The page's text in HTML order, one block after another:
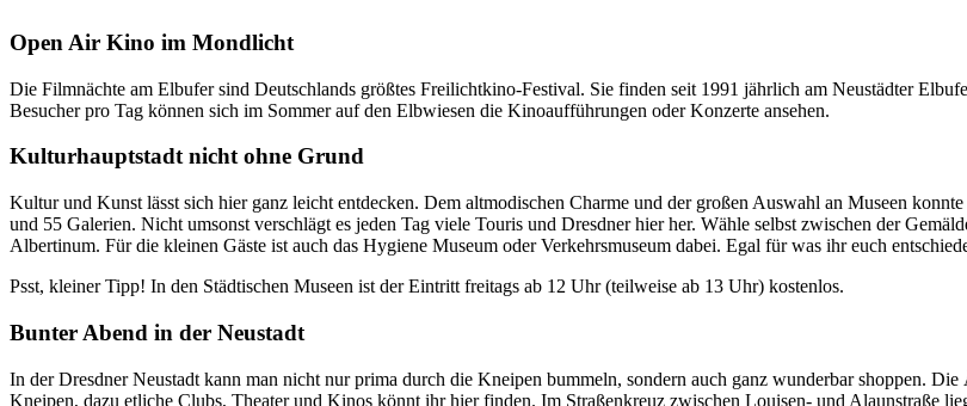
Open Air Kino im Mondlicht
Die Filmnächte am Elbufer sind Deutschlands größtes Freilichtkino-Festival. Sie finden seit 1991 jährlich am Neustädter
Besucher pro Tag können sich im Sommer auf den Elbwiesen die Kinoaufführungen oder Konzerte ansehen.
Kulturhauptstadt nicht ohne Grund
Kultur und Kunst lässt sich hier ganz leicht entdecken. Dem altmodischen Charme und der großen Auswahl an Museen
und 55 Galerien. Nicht umsonst verschlägt es jeden Tag viele Touris und Dresdner hier her. Wähle selbst zwischen der
Albertinum. Für die kleinen Gäste ist auch das Hygiene Museum oder Verkehrsmuseum dabei. Egal für was ihr euch
Psst, kleiner Tipp! In den Städtischen Museen ist der Eintritt freitags ab 12 Uhr (teilweise ab 13 Uhr) kostenlos.
Bunter Abend in der Neustadt
In der Dresdner Neustadt kann man nicht nur prima durch die Kneipen bummeln, sondern auch ganz wunderbar shoppen.
Kneipen, dazu etliche Clubs, Theater und Kinos könnt ihr hier finden. Im Straßenkreuz zwischen Louisen- und Alaunstraße